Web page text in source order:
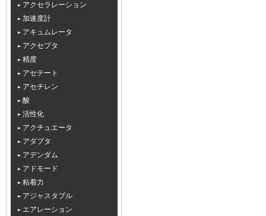
アクセラレーション
加速度計
アキュムレータ
アクセプタ
精度
アセテート
アセチレン
酸
活性化
アクチュエータ
アダプタ
アデンダム
アドモード
粘着力
アジャスタブル
エアレーション